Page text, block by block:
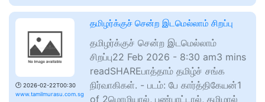
🕑 2026-02-22T00:30
www.tamilmurasu.com.sg
தமிழர்க்குச் சென்ற இடமெல்லாம் சிறப்பு
தமிழர்க்குச் சென்ற இடமெல்லாம்
சிறப்பு22 Feb 2026 - 8:30 am3 mins
readSHAREபாத்தாம் தமிழ்ச் சங்க
நிர்வாகிகள். - படம்: பே கார்த்திகேயன்1
of 2மொழியால், பண்பாட்டால், தமிழால்